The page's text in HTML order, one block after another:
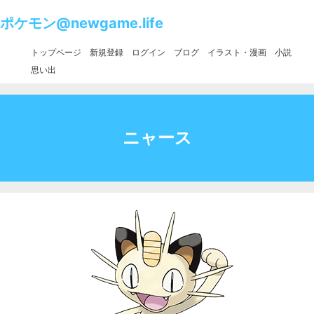
ポケモン@newgame.life
トップページ 新規登録 ログイン ブログ イラスト・漫画
小説
思い出
ニャース